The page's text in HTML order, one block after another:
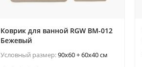
Коврик для ванной RGW BM-012
Бежевый
Условный размер:90x60 + 60x40 см